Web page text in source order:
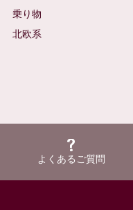
乗り物
北欧系
よくあるご質問